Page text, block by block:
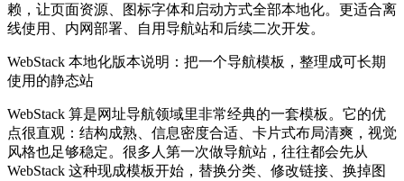
赖，让页面资源、图标字体和启动方式全部本地化。更适合离
线使用、内网部署、自用导航站和后续二次开发。
WebStack 本地化版本说明：把一个导航模板，整理成可长期
使用的静态站
WebStack 算是网址导航领域里非常经典的一套模板。它的优
点很直观：结构成熟、信息密度合适、卡片式布局清爽，视觉
风格也足够稳定。很多人第一次做导航站，往往都会先从
WebStack 这种现成模板开始，替换分类、修改链接、换掉图